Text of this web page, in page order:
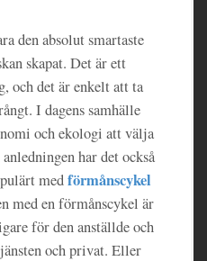
den absolut smartaste
skapat. Det är ett
och det är enkelt att ta
I dagens samhälle
och ekologi att välja
har det också
medförmånscykel
med en förmånscykel är
för den anställde och
och privat. Eller